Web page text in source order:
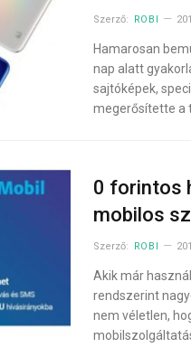
Szerző: ROBI
Hamarosan
nap alatt
sajtóképek,
megerősítette a
0 forintos
mobilos
Szerző: ROBI
Akik már
rendszerint
nem véletlen,